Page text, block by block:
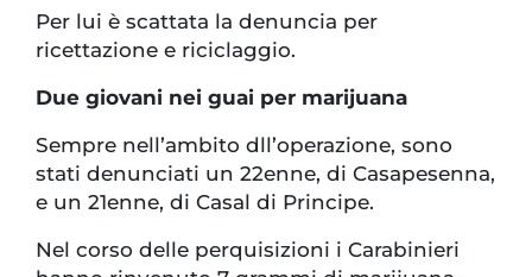
Per lui è scattata la denuncia per
ricettazione e riciclaggio.
Due giovani nei guai per marijuana
Sempre nell’ambito dll’operazione, sono
stati denunciati un 22enne, di Casapesenna,
e un 21enne, di Casal di Principe.
Nel corso delle perquisizioni i Carabinieri